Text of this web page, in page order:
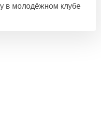
в молодёжном клубе